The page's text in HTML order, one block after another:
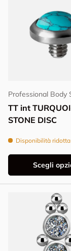
Professional Body
TT int
STONE DISC
Disponibilità
Scegli